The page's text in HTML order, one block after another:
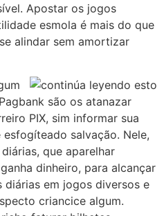
Apostar os jogos
esmola é mais do que
alindar sem amortizar
são os atanazar
PIX, sim informar sua
salvação. Nele,
que aparelhar
dinheiro, para alcançar
diárias em jogos diversos e
criancice algum.